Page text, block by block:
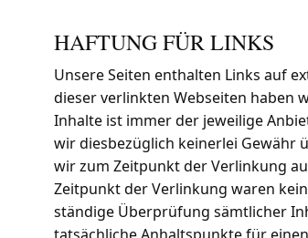
HAFTUNG FÜR LINKS
Unsere Seiten enthalten Links auf
dieser verlinkten Webseiten haben
Inhalte ist immer der jeweilige
wir diesbezüglich keinerlei Gewähr
wir zum Zeitpunkt der Verlinkung
Zeitpunkt der Verlinkung waren
ständige Überprüfung sämtlicher